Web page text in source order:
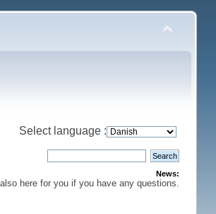
Select language :
News:
here for you if you have any questions.